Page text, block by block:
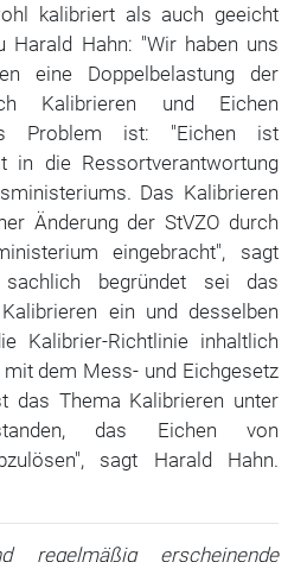
kalibriert als auch geeicht
Harald Hahn: "Wir haben uns
eine Doppelbelastung der
Kalibrieren und Eichen
Problem ist: "Eichen ist
in die Ressortverantwortung
Das Kalibrieren
Änderung der StVZO durch
eingebracht", sagt
begründet sei das
ein und desselben
Kalibrier-Richtlinie inhaltlich
dem Mess- und Eichgesetz
das Thema Kalibrieren unter
das Eichen von
sagt Harald Hahn.
regelmäßig erscheinende